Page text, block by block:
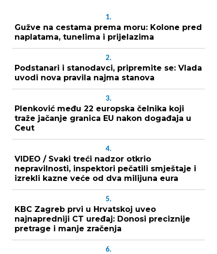
1.
Gužve na cestama prema moru: Kolone pred
naplatama, tunelima i prijelazima
2.
Podstanari i stanodavci, pripremite se: Vlada
uvodi nova pravila najma stanova
3.
Plenković među 22 europska čelnika koji
traže jačanje granica EU nakon događaja u
Ceut
4.
VIDEO / Svaki treći nadzor otkrio
nepravilnosti, inspektori pečatili smještaje i
izrekli kazne veće od dva milijuna eura
5.
KBC Zagreb prvi u Hrvatskoj uveo
najnapredniji CT uređaj: Donosi preciznije
pretrage i manje zračenja
6.